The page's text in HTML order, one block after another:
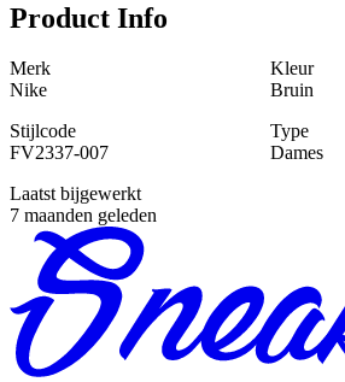
Product Info
Merk
Nike
Kleur
Bruin
Stijlcode
FV2337-007
Type
Dames
Laatst bijgewerkt
7 maanden geleden